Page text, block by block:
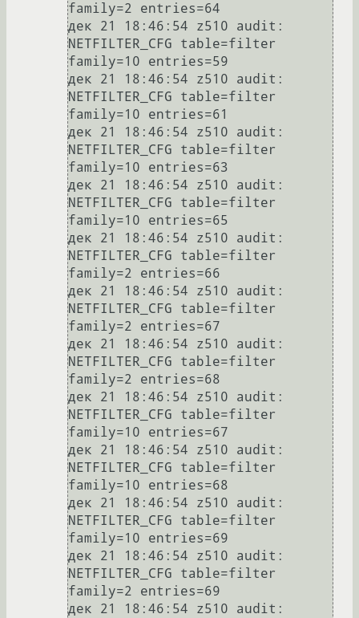
family=2 entries=64
дек 21 18:46:54 z510 audit:
NETFILTER_CFG table=filter
family=10 entries=59
дек 21 18:46:54 z510 audit:
NETFILTER_CFG table=filter
family=10 entries=61
дек 21 18:46:54 z510 audit:
NETFILTER_CFG table=filter
family=10 entries=63
дек 21 18:46:54 z510 audit:
NETFILTER_CFG table=filter
family=10 entries=65
дек 21 18:46:54 z510 audit:
NETFILTER_CFG table=filter
family=2 entries=66
дек 21 18:46:54 z510 audit:
NETFILTER_CFG table=filter
family=2 entries=67
дек 21 18:46:54 z510 audit:
NETFILTER_CFG table=filter
family=2 entries=68
дек 21 18:46:54 z510 audit:
NETFILTER_CFG table=filter
family=10 entries=67
дек 21 18:46:54 z510 audit:
NETFILTER_CFG table=filter
family=10 entries=68
дек 21 18:46:54 z510 audit:
NETFILTER_CFG table=filter
family=10 entries=69
дек 21 18:46:54 z510 audit:
NETFILTER_CFG table=filter
family=2 entries=69
дек 21 18:46:54 z510 audit: